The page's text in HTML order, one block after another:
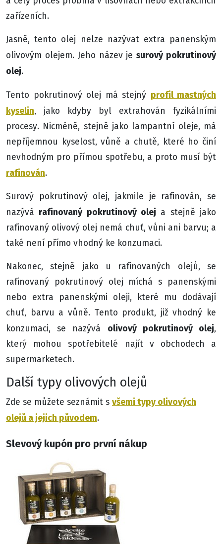
Slevový kupón pro první nákup
zařízeních.
Jasně, tento olej nelze nazývat extra panenským
olivovým olejem. Jeho název jesurový pokrutinový
olej.
Tento pokrutinový olej má stejný profil mastných
kyselin, jako kdyby byl extrahován fyzikálními
procesy. Nicméně, stejně jako lampantní oleje, má
nepříjemnou kyselost, vůně a chutě, které ho činí
nevhodným pro přímou spotřebu, a proto musí být
rafinován.
Surový pokrutinový olej, jakmile je rafinován, se
nazývá rafinovaný pokrutinový olej a stejně jako
rafinovaný olivový olej nemá chuť, vůni ani barvu; a
také není přímo vhodný ke konzumaci.
Nakonec, stejně jako u rafinovaných olejů, se
rafinovaný pokrutinový olej míchá s panenskými
nebo extra panenskými oleji, které mu dodávají
chuť, barvu a vůně. Tento produkt, již vhodný ke
konzumaci, se nazývá olivový pokrutinový olej,
který mohou spotřebitelé najít v obchodech a
supermarketech.
Další typy olivových olejů
Zde se můžete seznámit s všemi typy olivových
olejů a jejich původem.